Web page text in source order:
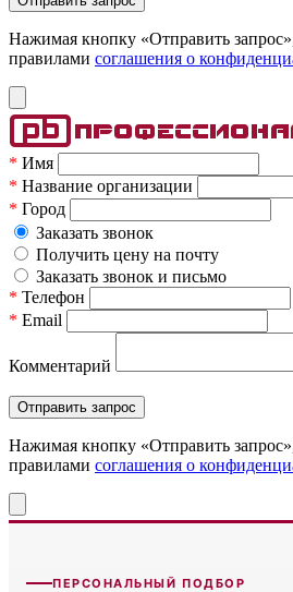
Нажимая кнопку «Отправить
правилами соглашения о
* Имя
* Название организации
* Город
Заказать звонок
Получить цену на почту
Заказать звонок и письмо
* Телефон
* Email
Комментарий
Нажимая кнопку «Отправить
правилами соглашения о
ПЕРСОНАЛЬНЫЙ ПОДБОР